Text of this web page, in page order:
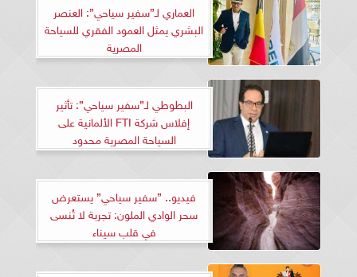
العماري لـ”سفير سياحي”: العنصر
البشري يمثل العمود الفقري للسياحة
المصرية
البطوطي لـ”سفير سياحي”: تأثير
إفلاس شركة FTI الألمانية على
السياحة المصرية محدود
فيديو.. ”سفير سياحي” يستعرض
سحر الوادي الملون: تجربة لا تُنسى
في قلب سيناء